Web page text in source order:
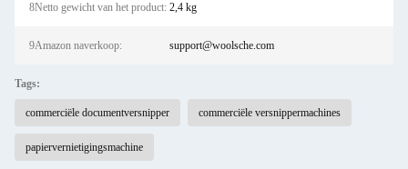
8Netto gewicht van het product: 2,4 kg
9Amazon naverkoop: support@woolsche.com
Tags:
commerciële documentversnipper commerciële versnippermachines
papiervernietigingsmachine